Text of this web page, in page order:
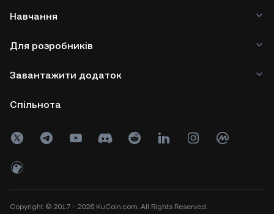
Навчання
Для розробників
Завантажити додаток
Спільнота
Copyright © 2017 - 2026 KuCoin.com. All Rights Reserved.